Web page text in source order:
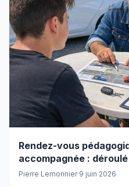
Rendez-vous
accompagnée : déroulé
Pierre Lemonnier·9 juin 2026